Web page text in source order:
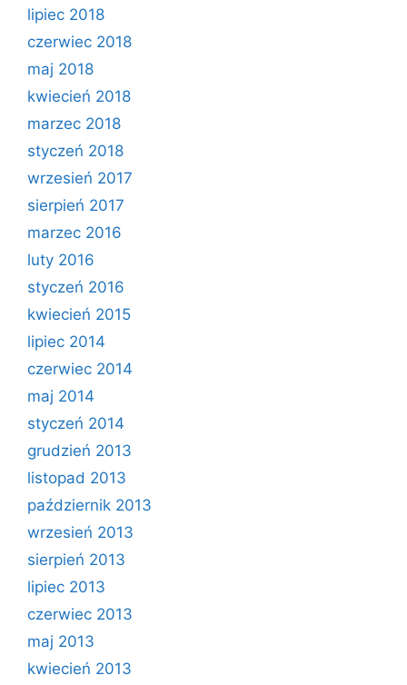
lipiec 2018
czerwiec 2018
maj 2018
kwiecień 2018
marzec 2018
styczeń 2018
wrzesień 2017
sierpień 2017
marzec 2016
luty 2016
styczeń 2016
kwiecień 2015
lipiec 2014
czerwiec 2014
maj 2014
styczeń 2014
grudzień 2013
listopad 2013
październik 2013
wrzesień 2013
sierpień 2013
lipiec 2013
czerwiec 2013
maj 2013
kwiecień 2013